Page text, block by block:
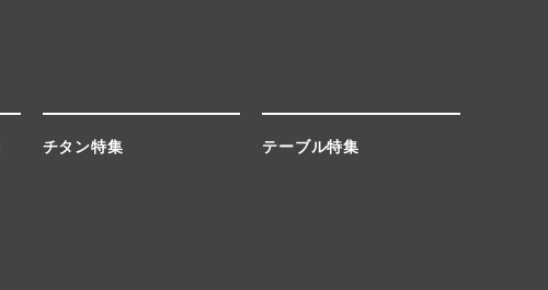
チタン特集 テーブル特集